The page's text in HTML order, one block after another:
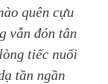
quên cựu
vẫn đón tân
tiếc nuối
tần ngần